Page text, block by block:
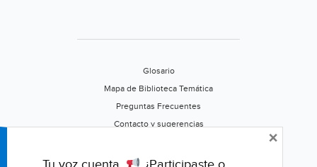
Glosario
Mapa de Biblioteca Temática
Preguntas Frecuentes
Contacto y sugerencias
Califica este portal
×